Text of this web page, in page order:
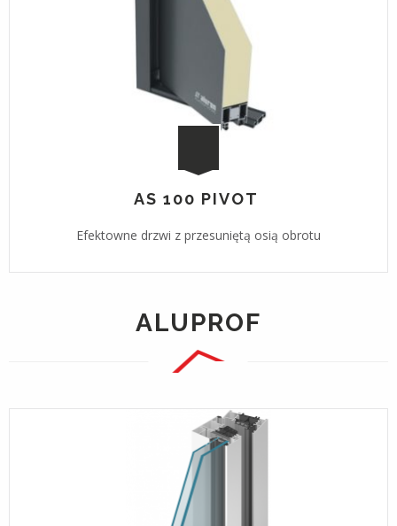
AS 100 PIVOT
Efektowne drzwi z przesuniętą osią obrotu
ALUPROF